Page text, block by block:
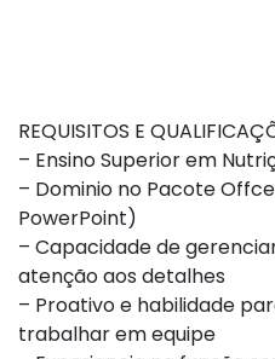
REQUISITOS E
– Ensino Superior em
– Dominio no Pacote
PowerPoint)
– Capacidade de
atenção aos detalhes
– Proativo e habilidade
trabalhar em equipe